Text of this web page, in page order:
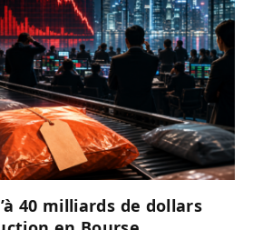
40 milliards de dollars